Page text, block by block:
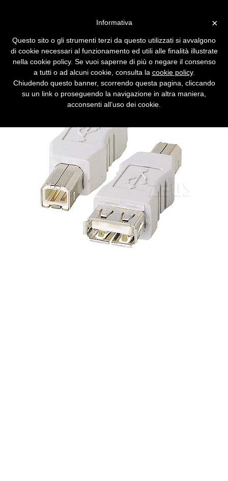
specifiche di Usb 3.0"
Il nuovo standard arriverà tra due anni ma già
entro la fine del 2008 saranno pubblicate le
informazioni sugli host controller di Intel.
×
Informativa
Questo sito o gli strumenti terzi da questo utilizzati si avvalgono
di cookie necessari al funzionamento ed utili alle finalità illustrate
nella cookie policy. Se vuoi saperne di più o negare il consenso
a tutti o ad alcuni cookie, consulta la cookie policy.
Chiudendo questo banner, scorrendo questa pagina, cliccando
su un link o proseguendo la navigazione in altra maniera,
acconsenti all’uso dei cookie.